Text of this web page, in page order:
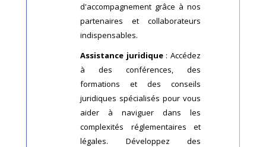
d'accompagnement grâce à nos
partenaires et collaborateurs
indispensables.
Assistance juridique: Accédez
à des conférences, des
formations et des conseils
juridiques spécialisés pour vous
aider à naviguer dans les
complexités réglementaires et
légales. Développez des